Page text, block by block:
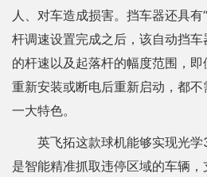
人、对车造成损害。挡车器还具有
杆调速设置完成之后，该自动挡
的杆速以及起落杆的幅度范围，
重新安装或断电后重新启动，都
一大特色。
英飞拓这款球机能够实现光
是智能精准抓取违停区域的车辆